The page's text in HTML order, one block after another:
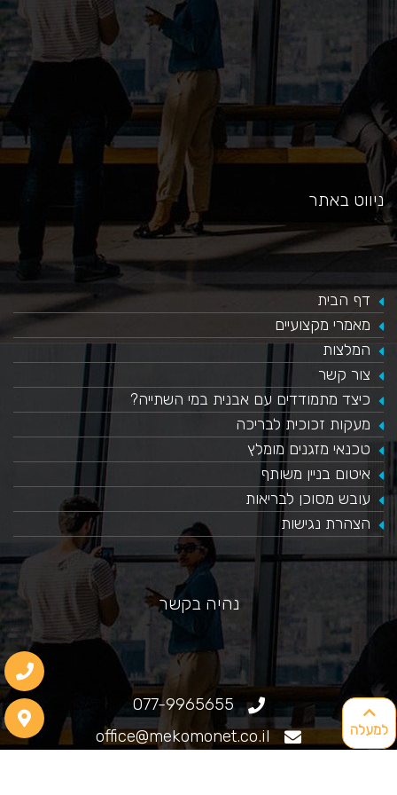
למעלה
ניווט באתר
דף הבית
מאמרי מקצועיים
המלצות
צור קשר
כיצד מתמודדים עם אבנית במי השתייה?
​מעקות זכוכית לבריכה
טכנאי מזגנים מומלץ
איטום בניין משותף
עובש מסוכן לבריאות
הצהרת נגישות
נהיה בקשר
077-9965655
office@mekomonet.co.il